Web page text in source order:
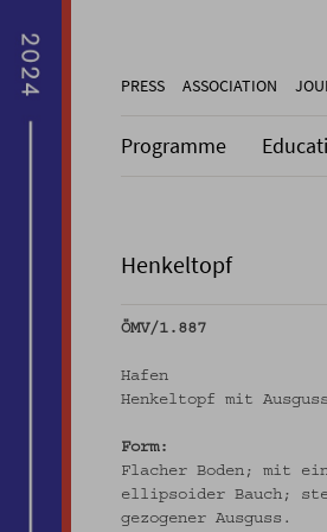
PRESS ASSOCIATION
Programme
Henkeltopf
ÖMV/1.887
Hafen
Henkeltopf mit
Form:
Flacher Boden; mit
ellipsoider Bauch;
gezogener Ausguss.